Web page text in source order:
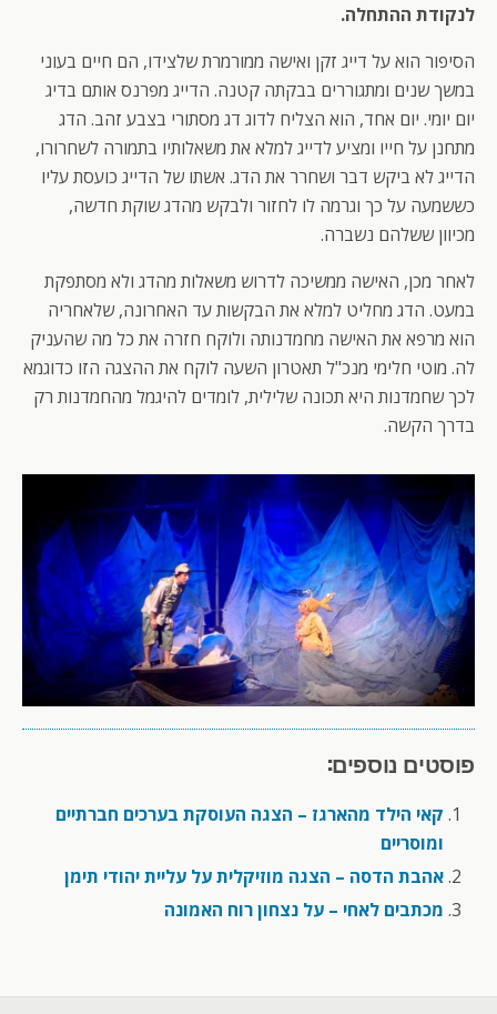
לנקודת ההתחלה.
הסיפור הוא על דייג זקן ואישה ממורמרת שלצידו, הם חיים בעוני
במשך שנים ומתגוררים בבקתה קטנה. הדייג מפרנס אותם בדיג
יום יומי. יום אחד, הוא הצליח לדוג דג מסתורי בצבע זהב. הדג
מתחנן על חייו ומציע לדייג למלא את משאלותיו בתמורה לשחרורו,
הדייג לא ביקש דבר ושחרר את הדג. אשתו של הדייג כועסת עליו
כששמעה על כך וגרמה לו לחזור ולבקש מהדג שוקת חדשה,
מכיוון ששלהם נשברה.
לאחר מכן, האישה ממשיכה לדרוש משאלות מהדג ולא מסתפקת
במעט. הדג מחליט למלא את הבקשות עד האחרונה, שלאחריה
הוא מרפא את האישה מחמדנותה ולוקח חזרה את כל מה שהעניק
לה. מוטי חלימי מנכ"ל תאטרון השעה לוקח את ההצגה הזו כדוגמא
לכך שחמדנות היא תכונה שלילית, לומדים להיגמל מהחמדנות רק
בדרך הקשה.
פוסטים נוספים:
קאי הילד מהארגז – הצגה העוסקת בערכים חברתיים
ומוסריים
אהבת הדסה – הצגה מוזיקלית על עליית יהודי תימן
מכתבים לאחי – על נצחון רוח האמונה